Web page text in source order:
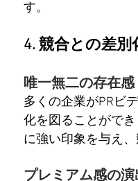
す。
4. 競合との差別
唯一無二の存在感
多くの企業がPRビ
化を図ることがで
に強い印象を与え
プレミアム感の演